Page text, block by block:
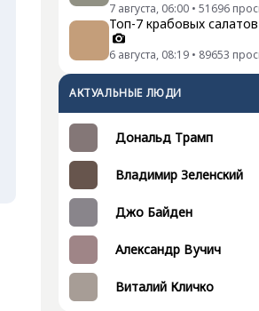
7 августа, 06:00 • 51696
Топ-7 крабовых
6 августа, 08:19 • 89653
АКТУАЛЬНЫЕ ЛЮДИ
Дональд Трамп
Владимир Зеленский
Джо Байден
Александр Вучич
Виталий Кличко